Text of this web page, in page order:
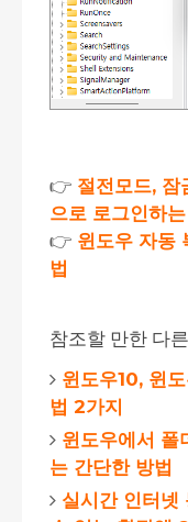
👉 절전모드, 잠
으로 로그인하
👉 윈도우 자동
법
참조할 만한 다
윈도우10, 윈
법 2가지
윈도우에서 폴
는 간단한 방법
실시간 인터넷